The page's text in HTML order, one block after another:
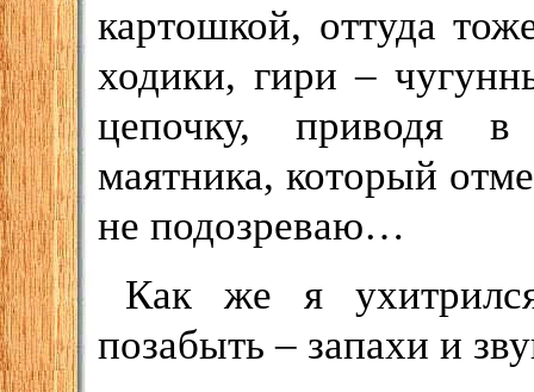
картошкой, оттуда
ходики, гири –
цепочку, приводя в
маятника, который
не подозреваю…
Как же я
позабыть – запахи и